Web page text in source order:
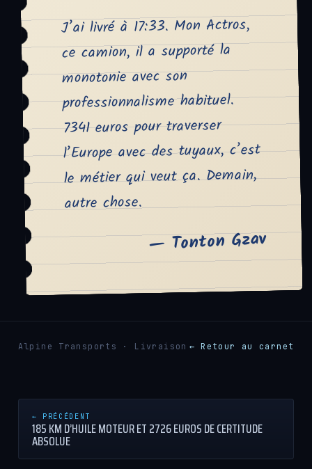
J’ai livré à 17:33. Mon Actros,
ce camion, il a supporté la
monotonie avec son
professionnalisme habituel.
7341 euros pour traverser
l’Europe avec des tuyaux, c’est
le métier qui veut ça. Demain,
autre chose.
— Tonton Gzav
Alpine Transports · Livraison ← Retour au carnet
← PRÉCÉDENT
185 KM D’HUILE MOTEUR ET 2726 EUROS DE CERTITUDE
ABSOLUE